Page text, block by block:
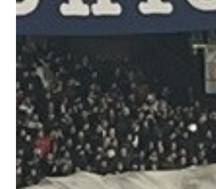
Accessori
Party
Outlet
Caffè Boasi x Genoa
Helan x Genoa
Isolani x Genoa